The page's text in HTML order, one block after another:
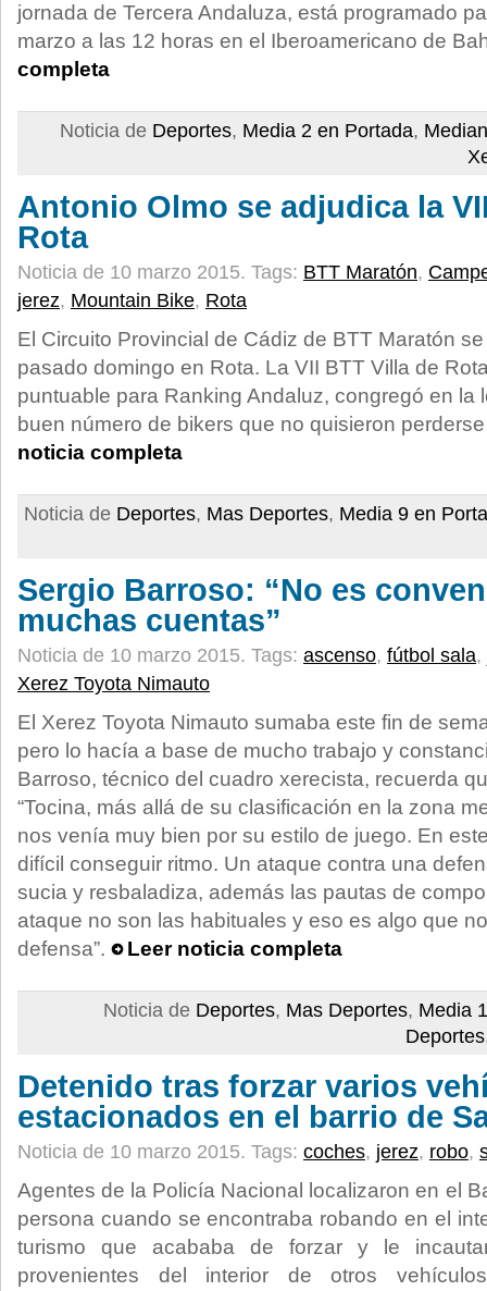
jornada de Tercera Andaluza, está programado
marzo a las 12 horas en el Iberoamericano de
completa
Noticia de Deportes, Media 2 en Portada,
Antonio Olmo se adjudica la
Rota
Noticia de 10 marzo 2015. Tags: BTT Maratón,
jerez, Mountain Bike, Rota
El Circuito Provincial de Cádiz de BTT Maratón
pasado domingo en Rota. La VII BTT Villa de
puntuable para Ranking Andaluz, congregó en la
buen número de bikers que no quisieron
noticia completa
Noticia de Deportes, Mas Deportes, Media 9 en
Sergio Barroso: “No es
muchas cuentas”
Noticia de 10 marzo 2015. Tags: ascenso, fútbol sala,
Xerez Toyota Nimauto
El Xerez Toyota Nimauto sumaba este fin de
pero lo hacía a base de mucho trabajo y
Barroso, técnico del cuadro xerecista, recuerda
“Tocina, más allá de su clasificación en la zona
nos venía muy bien por su estilo de juego. En
difícil conseguir ritmo. Un ataque contra una
sucia y resbaladiza, además las pautas de
ataque no son las habituales y eso es algo que
defensa”.
Leer noticia completa
Noticia de Deportes, Mas Deportes, Media
Deportes
Detenido tras forzar varios
estacionados en el barrio de
Noticia de 10 marzo 2015. Tags: coches, jerez, robo,
Agentes de la Policía Nacional localizaron en el
persona cuando se encontraba robando en el
turismo que acababa de forzar y le
provenientes del interior de otros